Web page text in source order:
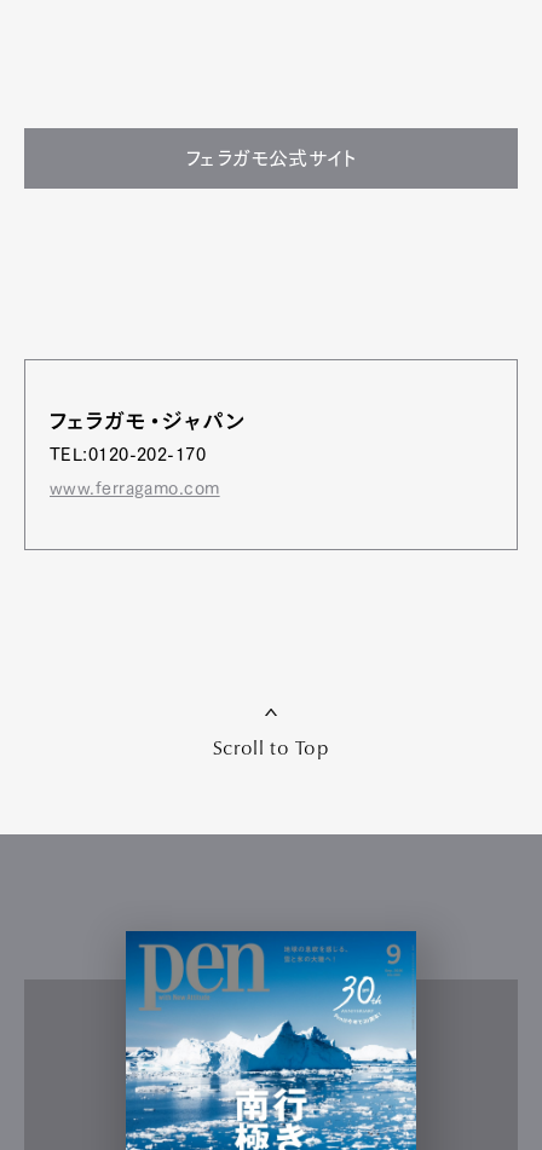
フェラガモ公式サイト
フェラガモ・ジャパン
TEL:0120-202-170
www.ferragamo.com
Scroll to Top